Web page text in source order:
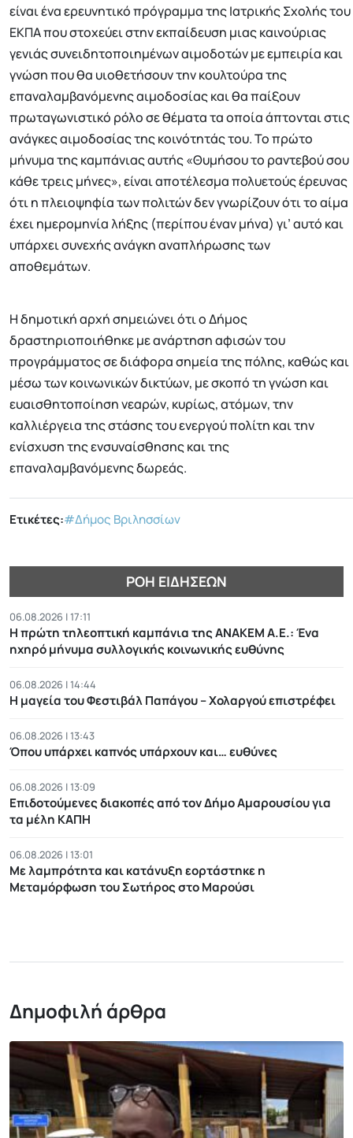
είναι ένα ερευνητικό πρόγραμμα της Ιατρικής Σχολής του
ΕΚΠΑ που στοχεύει στην εκπαίδευση μιας καινούριας
γενιάς συνειδητοποιημένων αιμοδοτών με εμπειρία και
γνώση που θα υιοθετήσουν την κουλτούρα της
επαναλαμβανόμενης αιμοδοσίας και θα παίξουν
πρωταγωνιστικό ρόλο σε θέματα τα οποία άπτονται στις
ανάγκες αιμοδοσίας της κοινότητάς του. Το πρώτο
μήνυμα της καμπάνιας αυτής «Θυμήσου το ραντεβού σου
κάθε τρεις μήνες», είναι αποτέλεσμα πολυετούς έρευνας
ότι η πλειοψηφία των πολιτών δεν γνωρίζουν ότι το αίμα
έχει ημερομηνία λήξης (περίπου έναν μήνα) γι’ αυτό και
υπάρχει συνεχής ανάγκη αναπλήρωσης των
αποθεμάτων.
Η δημοτική αρχή σημειώνει ότι ο Δήμος
δραστηριοποιήθηκε με ανάρτηση αφισών του
προγράμματος σε διάφορα σημεία της πόλης, καθώς και
μέσω των κοινωνικών δικτύων, με σκοπό τη γνώση και
ευαισθητοποίηση νεαρών, κυρίως, ατόμων, την
καλλιέργεια της στάσης του ενεργού πολίτη και την
ενίσχυση της ενσυναίσθησης και της
επαναλαμβανόμενης δωρεάς.
Ετικέτες:#Δήμος Βριλησσίων
ΡΟΉ ΕΙΔΉΣΕΩΝ
06.08.2026 | 17:11
Η πρώτη τηλεοπτική καμπάνια της ΑΝΑΚΕΜ Α.Ε.: Ένα
ηχηρό μήνυμα συλλογικής κοινωνικής ευθύνης
06.08.2026 | 14:44
Η μαγεία του Φεστιβάλ Παπάγου – Χολαργού επιστρέφει
06.08.2026 | 13:43
Όπου υπάρχει καπνός υπάρχουν και… ευθύνες
06.08.2026 | 13:09
Επιδοτούμενες διακοπές από τον Δήμο Αμαρουσίου για
τα μέλη ΚΑΠΗ
06.08.2026 | 13:01
Με λαμπρότητα και κατάνυξη εορτάστηκε η
Μεταμόρφωση του Σωτήρος στο Μαρούσι
Δημοφιλή άρθρα